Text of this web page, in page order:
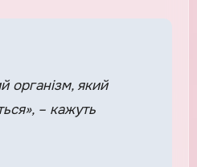
організм, який
– кажуть